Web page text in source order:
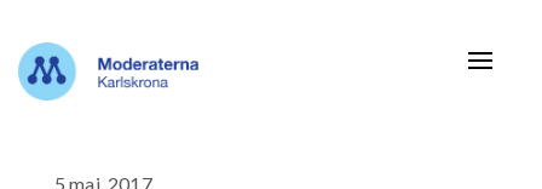
5 maj, 2017